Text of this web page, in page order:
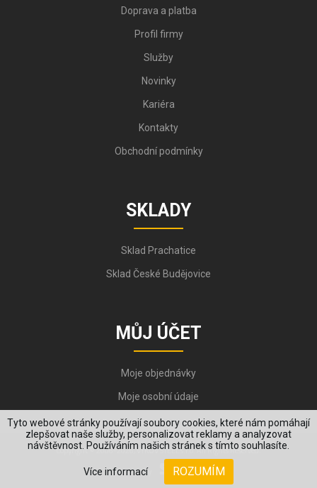
Tyto webové stránky používají soubory cookies, které nám pomáhají
zlepšovat naše služby, personalizovat reklamy a analyzovat
návštěvnost. Používáním našich stránek s tímto souhlasíte.
Více informací ROZUMÍM
Doprava a platba
Profil firmy
Služby
Novinky
Kariéra
Kontakty
Obchodní podmínky
SKLADY
Sklad Prachatice
Sklad České Budějovice
MŮJ ÚČET
Moje objednávky
Moje osobní údaje
Copyright © 2006-2026, VYKOV STEEL s.r.o. All Rights Reserved.
Created by